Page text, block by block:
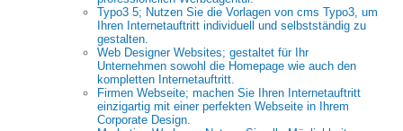
Typo3 5; Nutzen Sie die Vorlagen von cms Typo3, um
Ihren Internetauftritt individuell und selbstständig zu
gestalten.
Web Designer Websites; gestaltet für Ihr
Unternehmen sowohl die Homepage wie auch den
kompletten Internetauftritt.
Firmen Webseite; machen Sie Ihren Internetauftritt
einzigartig mit einer perfekten Webseite in Ihrem
Corporate Design.